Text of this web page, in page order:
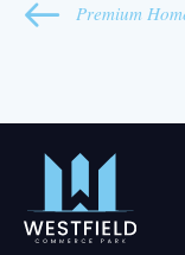
Premium